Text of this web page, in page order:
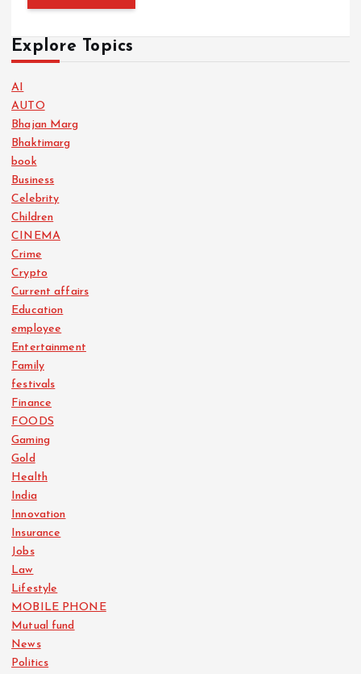
Explore Topics
AI
AUTO
Bhajan Marg
Bhaktimarg
book
Business
Celebrity
Children
CINEMA
Crime
Crypto
Current affairs
Education
employee
Entertainment
Family
festivals
Finance
FOODS
Gaming
Gold
Health
India
Innovation
Insurance
Jobs
Law
Lifestyle
MOBILE PHONE
Mutual fund
News
Politics